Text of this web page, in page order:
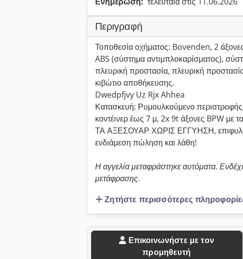
Περιγραφή
Τοποθεσία οχήματος: Bovenden, 2
ABS (σύστημα αντιμπλοκαρίσματος),
πλευρική προστασία, πλευρική
κιβώτιο αποθήκευσης.
Dwedpfjvy Uz Rjx Ahhea
Κατασκευή: Ρυμουλκούμενο
κοντέινερ έως 7 μ, 2x 9t άξονες BPW
ΤΑ ΑΞΕΣΟΥΑΡ ΧΩΡΙΣ ΕΓΓΥΗΣΗ,
ενδιάμεση πώληση και λάθη!
Η αγγελία μεταφράστηκε αυτόματα.
μετάφρασης.
Ζητήστε περισσότερες
προμηθευτή